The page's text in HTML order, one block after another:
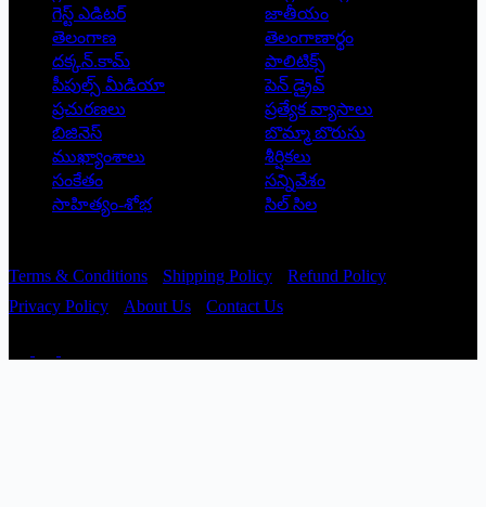
గెస్ట్ ఎడిటర్
జాతీయం
తెలంగాణ
తెలంగాణార్థం
దక్కన్.కామ్
పాలిటిక్స్
పీపుల్స్ ‌మీడియా
పెన్ డ్రైవ్
ప్రచురణలు
ప్రత్యేక వ్యాసాలు
బిజినెస్
బొమ్మా బొరుసు
ముఖ్యాంశాలు
శీర్షికలు
సంకేతం
సన్నివేశం
సాహిత్యం-శోభ
సిల్ సిల
Terms & Conditions Shipping Policy
Refund Policy
Privacy Policy
About Us Contact Us